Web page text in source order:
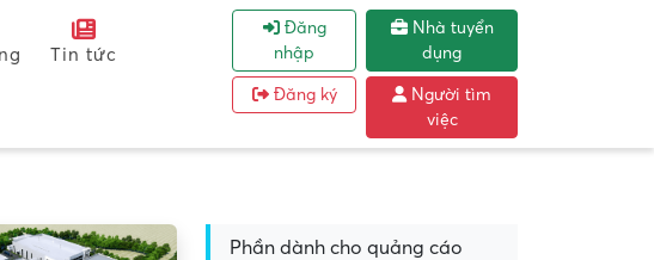
Tin tức
Đăng
nhập
Đăng ký
Nhà tuyển
dụng
Người tìm
việc
Phần dành cho quảng cáo